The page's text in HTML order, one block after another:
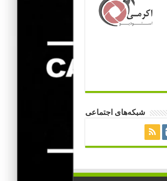
شبکه‌های اجتماعی